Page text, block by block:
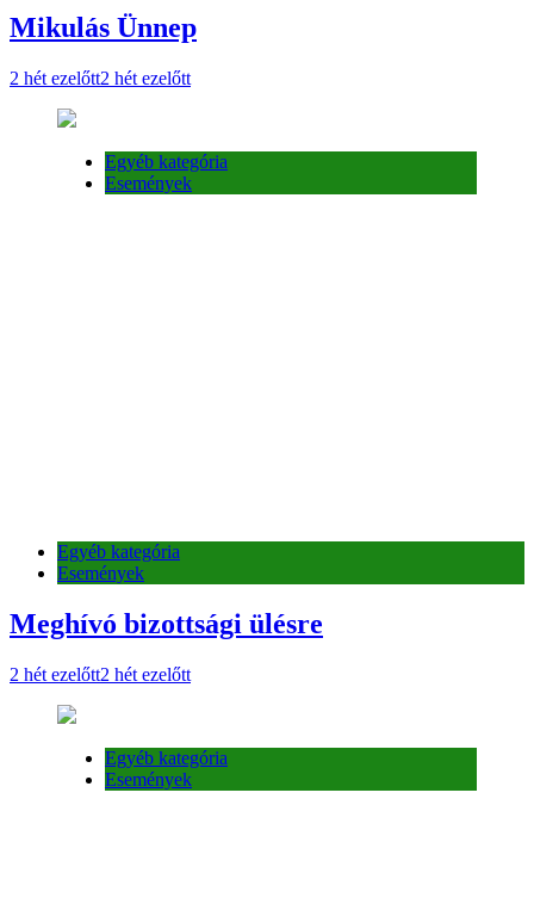
Mikulás Ünnep
2 hét ezelőtt2 hét ezelőtt
Egyéb kategória
Események
Egyéb kategória
Események
Meghívó bizottsági ülésre
2 hét ezelőtt2 hét ezelőtt
Egyéb kategória
Események